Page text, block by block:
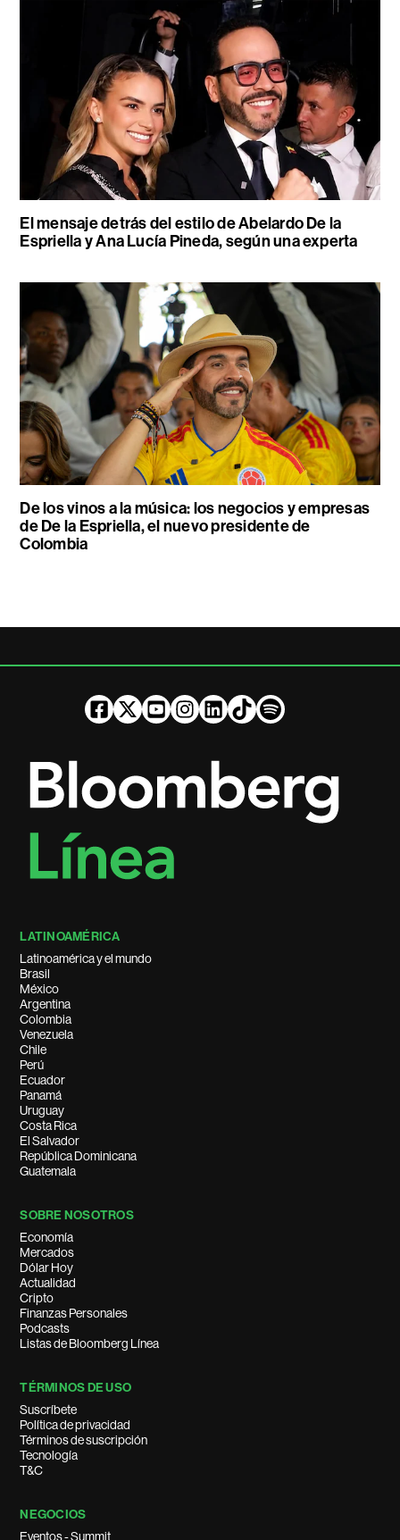
El mensaje detrás del estilo de Abelardo De la
Espriella y Ana Lucía Pineda, según una experta
De los vinos a la música: los negocios y empresas
de De la Espriella, el nuevo presidente de
Colombia
LATINOAMÉRICA
Latinoamérica y el mundo
Brasil
México
Argentina
Colombia
Venezuela
Chile
Perú
Ecuador
Panamá
Uruguay
Costa Rica
El Salvador
República Dominicana
Guatemala
SOBRE NOSOTROS
Economía
Mercados
Dólar Hoy
Actualidad
Cripto
Finanzas Personales
Podcasts
Listas de Bloomberg Línea
TÉRMINOS DE USO
Suscríbete
Política de privacidad
Términos de suscripción
Tecnología
T&C
NEGOCIOS
Eventos - Summit